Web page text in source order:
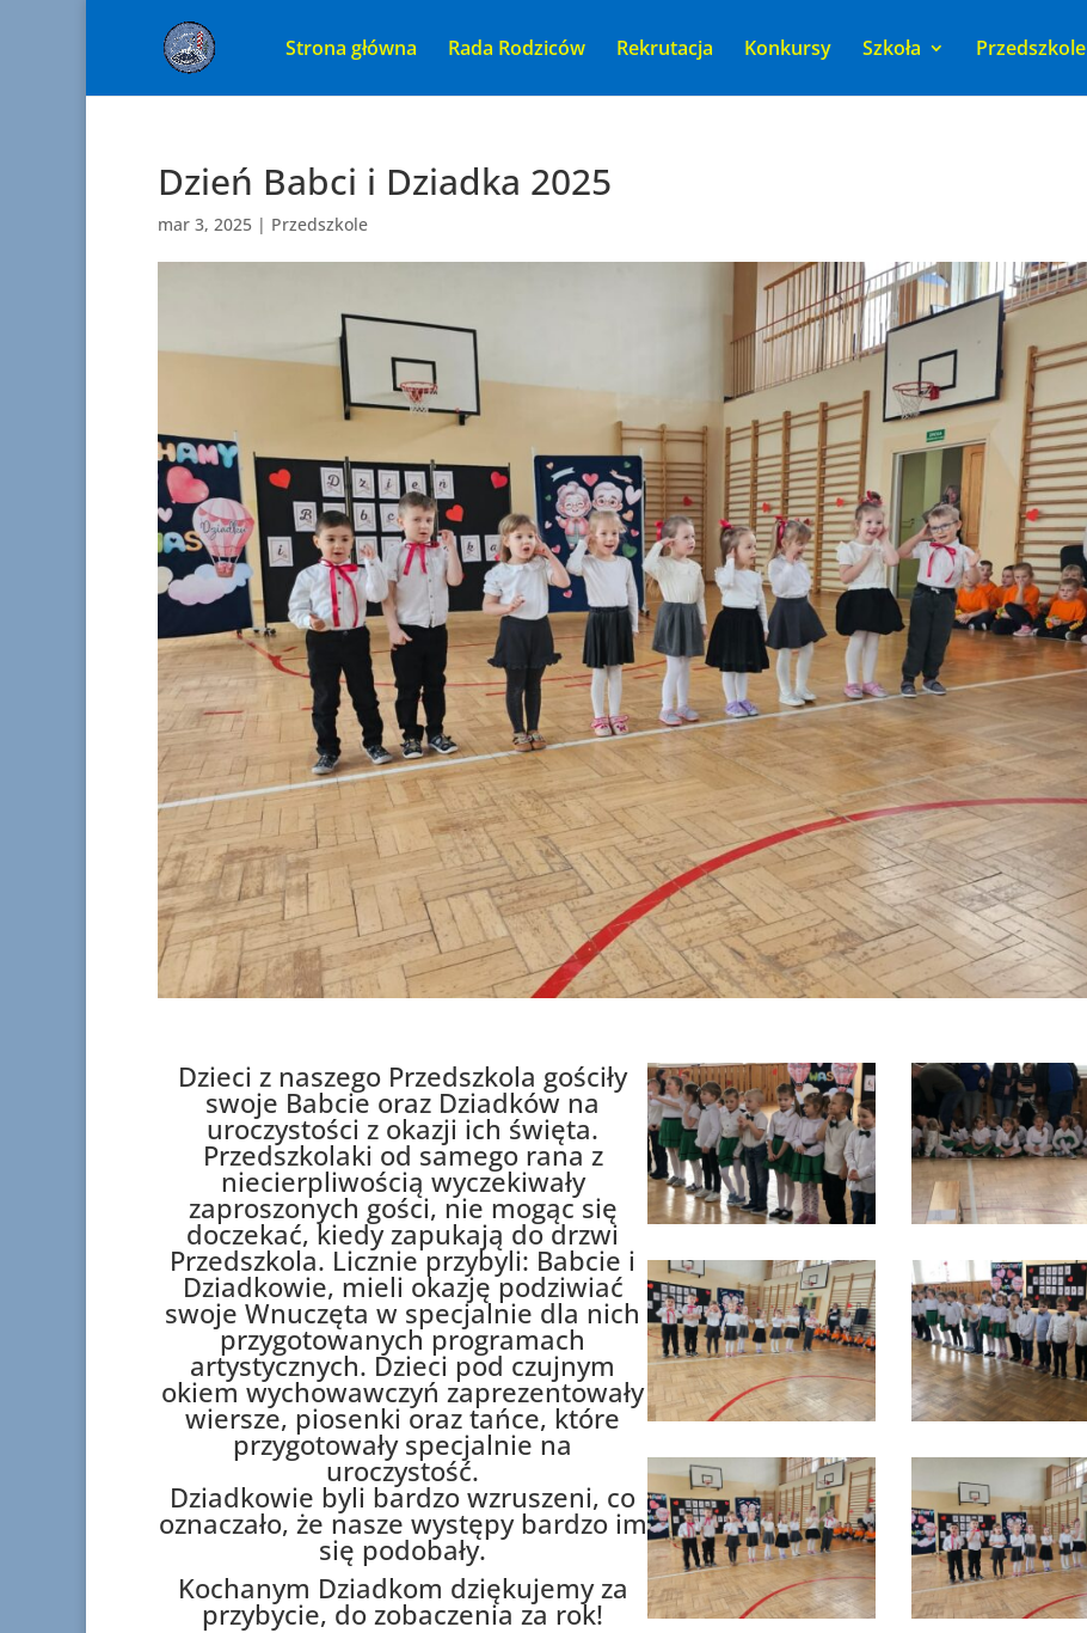
Strona główna Rada Rodziców Rekrutacja Konkursy Szkoła Przedszkole
Dzień Babci i Dziadka 2025
mar 3, 2025 | Przedszkole
Dzieci z naszego Przedszkola gościły
swoje Babcie oraz Dziadków na
uroczystości z okazji ich święta.
Przedszkolaki od samego rana z
niecierpliwością wyczekiwały
zaproszonych gości, nie mogąc się
doczekać, kiedy zapukają do drzwi
Przedszkola. Licznie przybyli: Babcie i
Dziadkowie, mieli okazję podziwiać
swoje Wnuczęta w specjalnie dla nich
przygotowanych programach
artystycznych. Dzieci pod czujnym
okiem wychowawczyń zaprezentowały
wiersze, piosenki oraz tańce, które
przygotowały specjalnie na
uroczystość.
Dziadkowie byli bardzo wzruszeni, co
oznaczało, że nasze występy bardzo im
się podobały.
Kochanym Dziadkom dziękujemy za
przybycie, do zobaczenia za rok!